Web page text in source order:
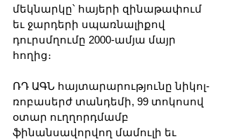
մեկնարկը՝ հայերի զինաթափում
եւ ջարդերի սպառնալիքով
դուրսմղումը 2000-ամյա մայր
հողից։
ՌԴ ԱԳՆ հայտարարությունը նիկոլ-
ռոբասերժ տանդեմի, 99 տոկոսով
օտար ուղղորդմամբ
ֆինանսավորվող մամուլի եւ